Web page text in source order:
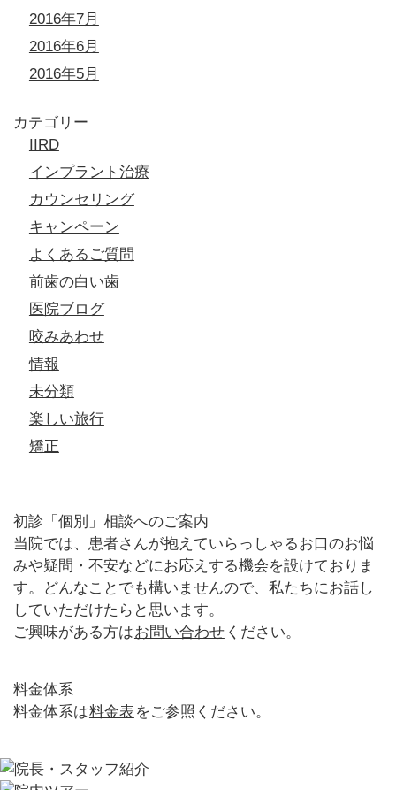
2016年7月
2016年6月
2016年5月
カテゴリー
IIRD
インプラント治療
カウンセリング
キャンペーン
よくあるご質問
前歯の白い歯
医院ブログ
咬みあわせ
情報
未分類
楽しい旅行
矯正
初診「個別」相談へのご案内
当院では、患者さんが抱えていらっしゃるお口のお悩
みや疑問・不安などにお応えする機会を設けておりま
す。どんなことでも構いませんので、私たちにお話し
していただけたらと思います。
ご興味がある方はお問い合わせ ください。
料金体系
料金体系は料金表 をご参照ください。